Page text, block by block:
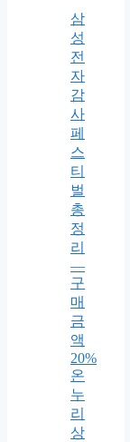
삼
성
전
자
감
사
페
스
티
벌
총
정
리
—
구
매
금
액
20%
온
누
리
상